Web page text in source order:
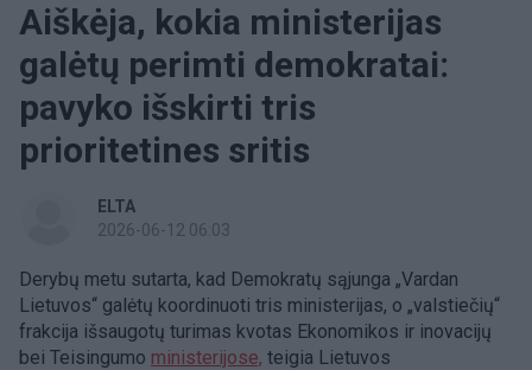
Aiškėja, kokia ministerijas
galėtų perimti demokratai:
pavyko išskirti tris
prioritetines sritis
ELTA
2026-06-12 06:03
Derybų metu sutarta, kad Demokratų sąjunga „Vardan
Lietuvos“ galėtų koordinuoti tris ministerijas, o „valstiečių“
frakcija išsaugotų turimas kvotas Ekonomikos ir inovacijų
bei Teisingumo ministerijose, teigia Lietuvos